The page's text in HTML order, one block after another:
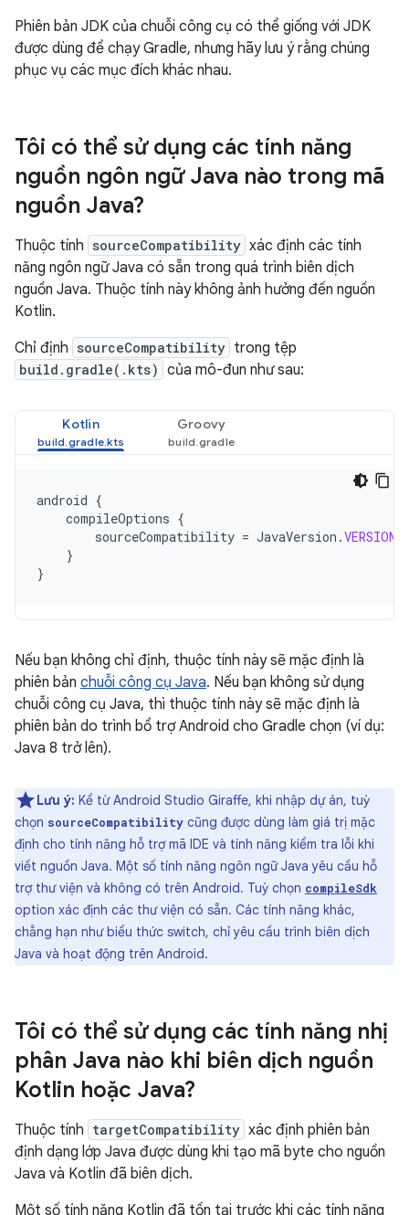
Phiên bản JDK của chuỗi công cụ có thể giống với JDK
được dùng để chạy Gradle, nhưng hãy lưu ý rằng chúng
phục vụ các mục đích khác nhau.
Tôi có thể sử dụng các tính năng
nguồn ngôn ngữ Java nào trong mã
nguồn Java?
Thuộc tính sourceCompatibility xác định các tính
năng ngôn ngữ Java có sẵn trong quá trình biên dịch
nguồn Java. Thuộc tính này không ảnh hưởng đến nguồn
Kotlin.
Chỉ định sourceCompatibility trong tệp
build.gradle(.kts) của mô-đun như sau:
Kotlin Groovy
android {
compileOptions {
sourceCompatibility = JavaVersion .
}
}
Nếu bạn không chỉ định, thuộc tính này sẽ mặc định là
phiên bản chuỗi công cụ Java. Nếu bạn không sử dụng
chuỗi công cụ Java, thì thuộc tính này sẽ mặc định là
phiên bản do trình bổ trợ Android cho Gradle chọn (ví dụ:
Java 8 trở lên).
Lưu ý: Kể từ Android Studio Giraffe, khi nhập dự án, tuỳ
chọn sourceCompatibility cũng được dùng làm giá trị mặc
định cho tính năng hỗ trợ mã IDE và tính năng kiểm tra lỗi khi
viết nguồn Java. Một số tính năng ngôn ngữ Java yêu cầu hỗ
trợ thư viện và không có trên Android. Tuỳ chọn compileSdk
option xác định các thư viện có sẵn. Các tính năng khác,
chẳng hạn như biểu thức switch, chỉ yêu cầu trình biên dịch
Java và hoạt động trên Android.
Tôi có thể sử dụng các tính năng nhị
phân Java nào khi biên dịch nguồn
Kotlin hoặc Java?
Thuộc tính targetCompatibility xác định phiên bản
định dạng lớp Java được dùng khi tạo mã byte cho nguồn
Java và Kotlin đã biên dịch.
Một số tính năng Kotlin đã tồn tại trước khi các tính năng